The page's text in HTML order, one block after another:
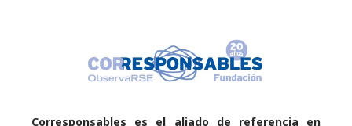
Corresponsables es el aliado de referencia en